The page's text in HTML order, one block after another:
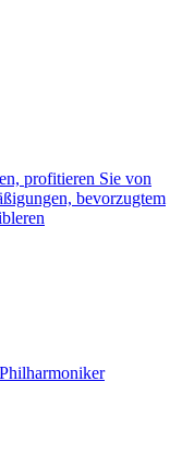
profitieren Sie von
bevorzugtem